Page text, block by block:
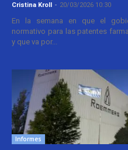
Cristina Kroll - 20/03/2026 10:30
En la semana en que el
normativo para las patentes
y que va por...
Informes